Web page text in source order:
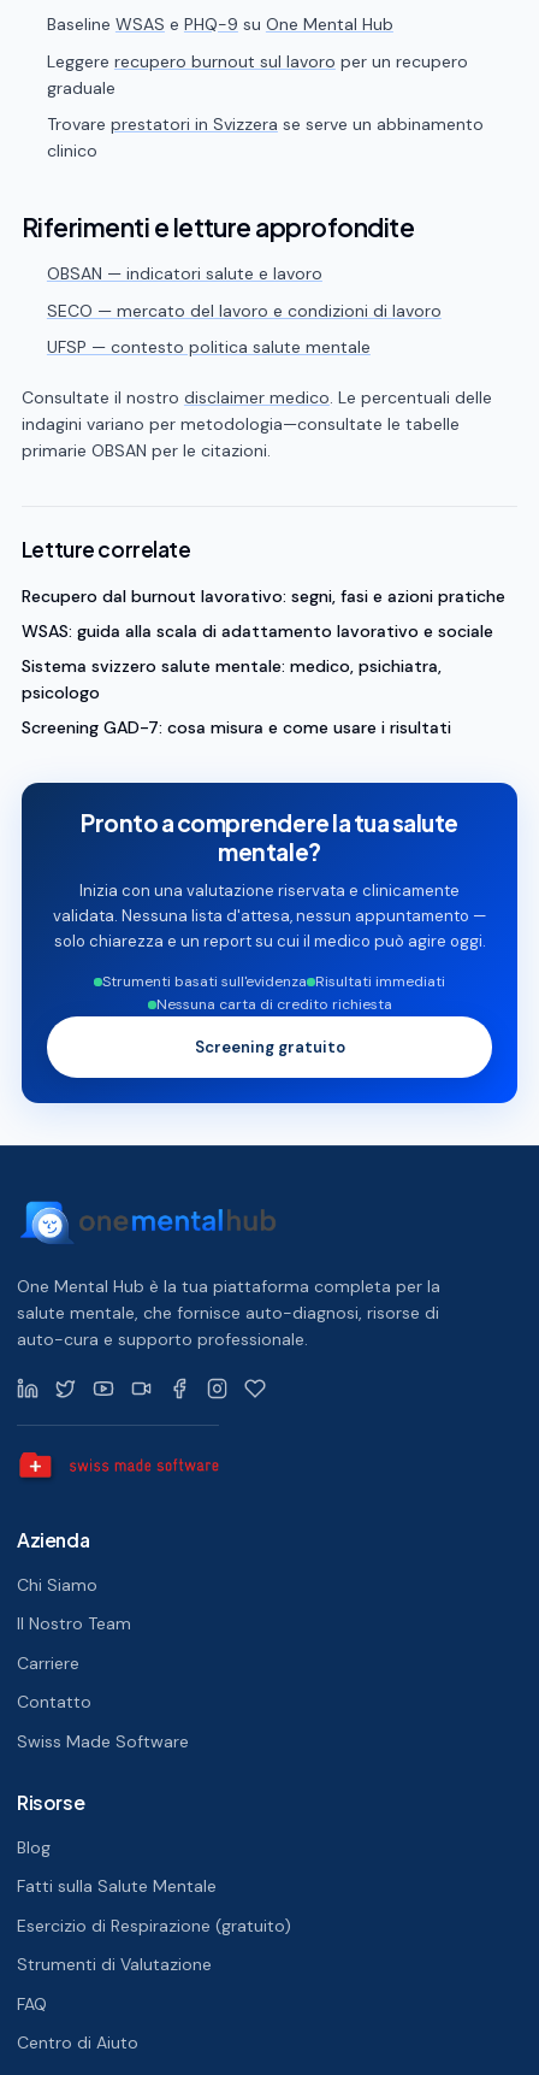
Baseline WSAS e PHQ-9 su One Mental Hub
Leggere recupero burnout sul lavoro per un recupero
graduale
Trovare prestatori in Svizzera se serve un abbinamento
clinico
Riferimenti e letture approfondite
OBSAN — indicatori salute e lavoro
SECO — mercato del lavoro e condizioni di lavoro
UFSP — contesto politica salute mentale
Consultate il nostro disclaimer medico. Le percentuali delle
indagini variano per metodologia—consultate le tabelle
primarie OBSAN per le citazioni.
Letture correlate
Recupero dal burnout lavorativo: segni, fasi e azioni pratiche
WSAS: guida alla scala di adattamento lavorativo e sociale
Sistema svizzero salute mentale: medico, psichiatra,
psicologo
Screening GAD-7: cosa misura e come usare i risultati
Pronto a comprendere la tua salute
mentale?
Inizia con una valutazione riservata e clinicamente
validata. Nessuna lista d'attesa, nessun appuntamento —
solo chiarezza e un report su cui il medico può agire oggi.
Strumenti basati sull'evidenza Risultati immediati
Nessuna carta di credito richiesta
Screening gratuito
One Mental Hub è la tua piattaforma completa per la
salute mentale, che fornisce auto-diagnosi, risorse di
auto-cura e supporto professionale.
Azienda
Chi Siamo
Il Nostro Team
Carriere
Contatto
Swiss Made Software
Risorse
Blog
Fatti sulla Salute Mentale
Esercizio di Respirazione (gratuito)
Strumenti di Valutazione
FAQ
Centro di Aiuto